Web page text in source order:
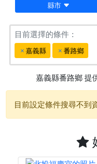
縣市
目前選擇的條件：
嘉義縣 番路鄉
嘉義縣番路鄉提
目前設定條件搜尋不到